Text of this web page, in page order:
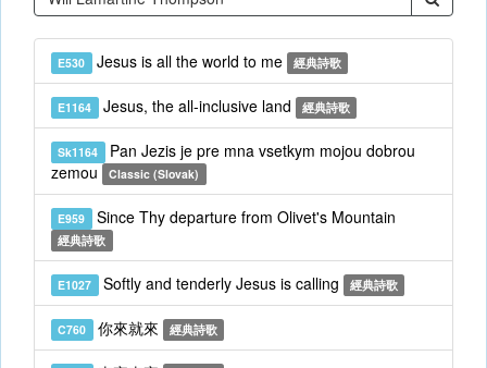
E530 Jesus is all the world to me 經典詩歌
E1164 Jesus, the all-inclusive land 經典詩歌
Sk1164 Pan Jezis je pre mna vsetkym mojou dobrou
zemou
Classic (Slovak)
E959 Since Thy departure from Olivet's Mountain
經典詩歌
E1027 Softly and tenderly Jesus is calling 經典詩歌
C760 你來就來 經典詩歌